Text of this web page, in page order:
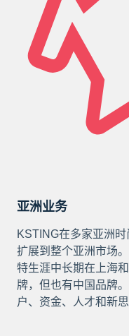
亚洲业务
KSTING在多家亚洲
扩展到整个亚洲市场
特生涯中长期在上海
牌，但也有中国品牌
户、资金、人才和新思